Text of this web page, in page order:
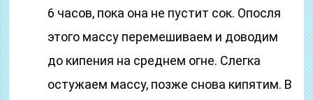
6 часов, пока она не пустит сок. Опосля
этого массу перемешиваем и доводим
до кипения на среднем огне. Слегка
остужаем массу, позже снова кипятим. В